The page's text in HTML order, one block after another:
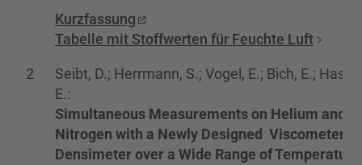
Kurzfassung
Tabelle mit Stoffwerten für Feuchte Luft
2
Seibt, D.; Herrmann, S.; Vogel, E.; Bich, E.;
E.:
Simultaneous Measurements on Helium and
Nitrogen with a Newly Designed Viscometer-
Densimeter over a Wide Range of Temperature